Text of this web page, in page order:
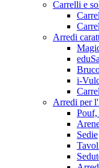
Carrelli e
Arredi
i-
Arredi per
Pouf,
Sedie